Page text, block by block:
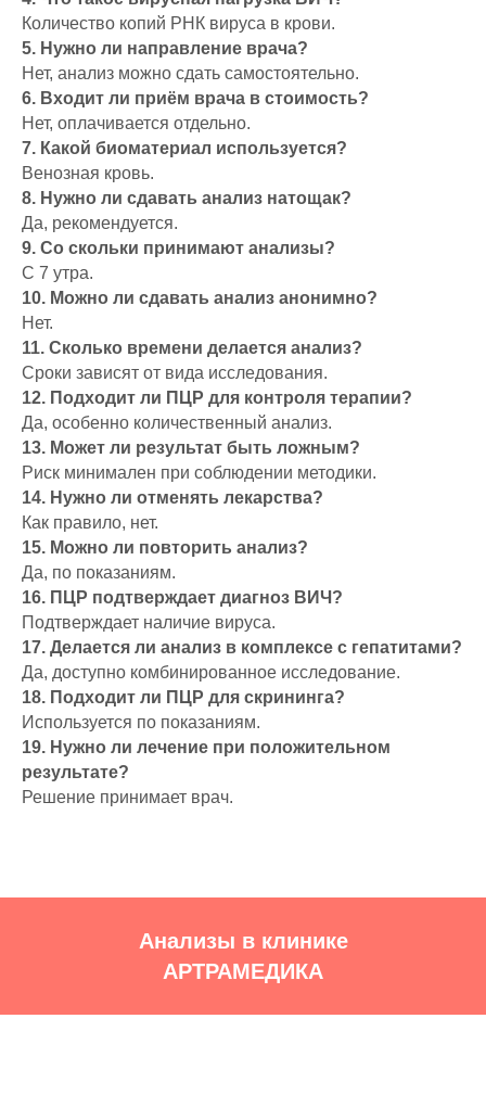
Количество копий РНК вируса в крови.
5. Нужно ли направление врача?
Нет, анализ можно сдать самостоятельно.
6. Входит ли приём врача в стоимость?
Нет, оплачивается отдельно.
7. Какой биоматериал используется?
Венозная кровь.
8. Нужно ли сдавать анализ натощак?
Да, рекомендуется.
9. Со скольки принимают анализы?
С 7 утра.
10. Можно ли сдавать анализ анонимно?
Нет.
11. Сколько времени делается анализ?
Сроки зависят от вида исследования.
12. Подходит ли ПЦР для контроля терапии?
Да, особенно количественный анализ.
13. Может ли результат быть ложным?
Риск минимален при соблюдении методики.
14. Нужно ли отменять лекарства?
Как правило, нет.
15. Можно ли повторить анализ?
Да, по показаниям.
16. ПЦР подтверждает диагноз ВИЧ?
Подтверждает наличие вируса.
17. Делается ли анализ в комплексе с гепатитами?
Да, доступно комбинированное исследование.
18. Подходит ли ПЦР для скрининга?
Используется по показаниям.
19. Нужно ли лечение при положительном
результате?
Решение принимает врач.
Анализы в клинике
АРТРАМЕДИКА